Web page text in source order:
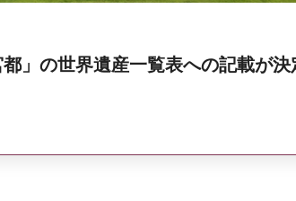
都」の世界遺産一覧表への記載が決